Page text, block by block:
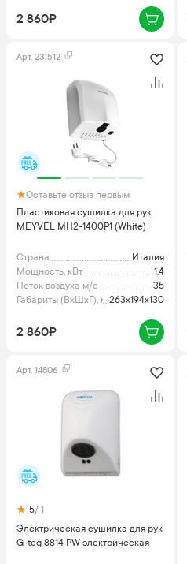
2 860₽
Арт. 231512
Оставьте отзыв первым
Пластиковая сушилка для рук
MEYVEL MH2-1400P1 (White)
Страна
Италия
Мощность, кВт
1.4
Поток воздуха м/с
35
Габариты (ВхШхГ), мм263x194x130
2 860₽
Арт. 14806
5/ 1
Электрическая сушилка для рук
G-teq 8814 PW электрическая